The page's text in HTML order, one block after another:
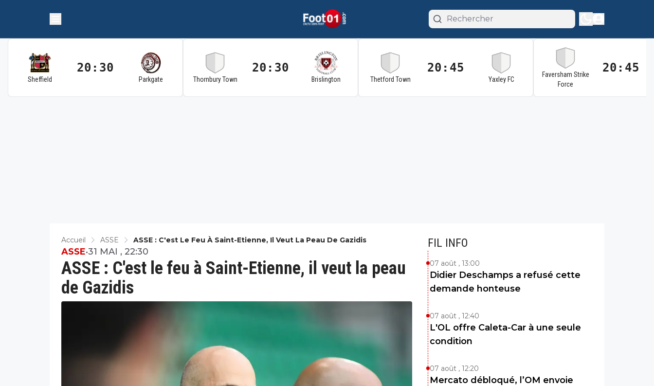
Sheffield
20:30
Parkgate Thornbury Town
20:30
Brislington Thetford Town
20:45
Yaxley FC
Faversham Strike
Force
20:45
Accueil ASSE ASSE : C'est Le Feu À Saint-Etienne, Il Veut La Peau De Gazidis
ASSE : C'est le feu à Saint-Etienne, il veut la peau
de Gazidis
ASSE•31 MAI , 22:30
FIL INFO
07 août , 13:00
Didier Deschamps a refusé cette
demande honteuse
07 août , 12:40
L'OL offre Caleta-Car à une seule
condition
07 août , 12:20
Mercato débloqué, l’OM envoie